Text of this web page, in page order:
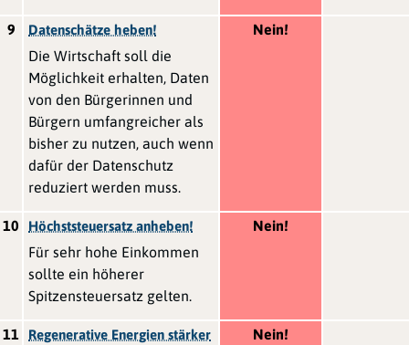
9 Datenschätze heben!
Die Wirtschaft soll die
Möglichkeit erhalten, Daten
von den Bürgerinnen und
Bürgern umfangreicher als
bisher zu nutzen, auch wenn
dafür der Datenschutz
reduziert werden muss.
Nein!
10 Höchststeuersatz anheben!
Für sehr hohe Einkommen
sollte ein höherer
Spitzensteuersatz gelten.
Nein!
11
Regenerative Energien stärker
Nein!